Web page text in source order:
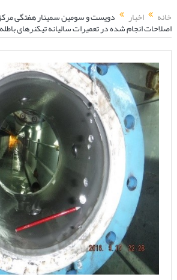
خانه اخبار دویست و سومین سمینار هفتگی
اصلاحات انجام شده در تعمیرات سالیانه تیکنرهای باطله